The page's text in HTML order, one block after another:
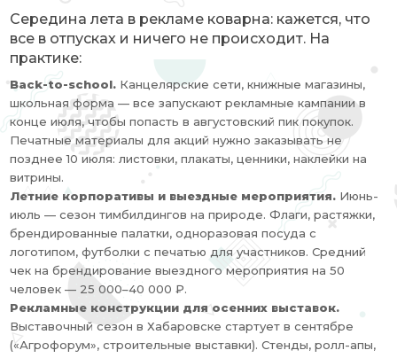
Середина лета в рекламе коварна: кажется, что
все в отпусках и ничего не происходит. На
практике:
Back-to-school. Канцелярские сети, книжные магазины,
школьная форма — все запускают рекламные кампании в
конце июля, чтобы попасть в августовский пик покупок.
Печатные материалы для акций нужно заказывать не
позднее 10 июля: листовки, плакаты, ценники, наклейки на
витрины.
Летние корпоративы и выездные мероприятия. Июнь-
июль — сезон тимбилдингов на природе. Флаги, растяжки,
брендированные палатки, одноразовая посуда с
логотипом, футболки с печатью для участников. Средний
чек на брендирование выездного мероприятия на 50
человек — 25 000–40 000 ₽.
Рекламные конструкции для осенних выставок.
Выставочный сезон в Хабаровске стартует в сентябре
(«Агрофорум», строительные выставки). Стенды, ролл-апы,